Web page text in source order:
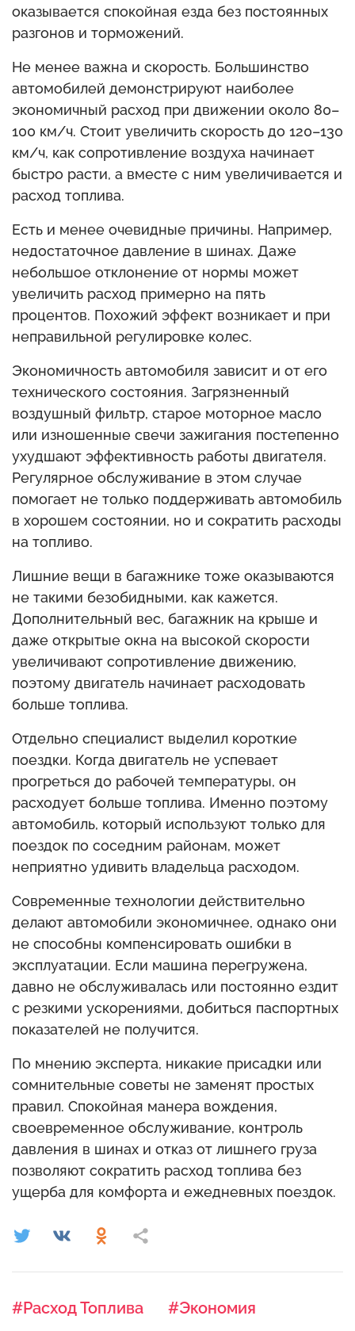
оказывается спокойная езда без постоянных
разгонов и торможений.
Не менее важна и скорость. Большинство
автомобилей демонстрируют наиболее
экономичный расход при движении около 80–
100 км/ч. Стоит увеличить скорость до 120–130
км/ч, как сопротивление воздуха начинает
быстро расти, а вместе с ним увеличивается и
расход топлива.
Есть и менее очевидные причины. Например,
недостаточное давление в шинах. Даже
небольшое отклонение от нормы может
увеличить расход примерно на пять
процентов. Похожий эффект возникает и при
неправильной регулировке колес.
Экономичность автомобиля зависит и от его
технического состояния. Загрязненный
воздушный фильтр, старое моторное масло
или изношенные свечи зажигания постепенно
ухудшают эффективность работы двигателя.
Регулярное обслуживание в этом случае
помогает не только поддерживать автомобиль
в хорошем состоянии, но и сократить расходы
на топливо.
Лишние вещи в багажнике тоже оказываются
не такими безобидными, как кажется.
Дополнительный вес, багажник на крыше и
даже открытые окна на высокой скорости
увеличивают сопротивление движению,
поэтому двигатель начинает расходовать
больше топлива.
Отдельно специалист выделил короткие
поездки. Когда двигатель не успевает
прогреться до рабочей температуры, он
расходует больше топлива. Именно поэтому
автомобиль, который используют только для
поездок по соседним районам, может
неприятно удивить владельца расходом.
Современные технологии действительно
делают автомобили экономичнее, однако они
не способны компенсировать ошибки в
эксплуатации. Если машина перегружена,
давно не обслуживалась или постоянно ездит
с резкими ускорениями, добиться паспортных
показателей не получится.
По мнению эксперта, никакие присадки или
сомнительные советы не заменят простых
правил. Спокойная манера вождения,
своевременное обслуживание, контроль
давления в шинах и отказ от лишнего груза
позволяют сократить расход топлива без
ущерба для комфорта и ежедневных поездок.
#Расход Топлива
#Экономия